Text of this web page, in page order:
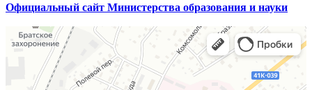
Официальный сайт Министерства образования и науки